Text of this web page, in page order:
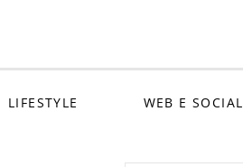
LIFESTYLE WEB E SOCIAL